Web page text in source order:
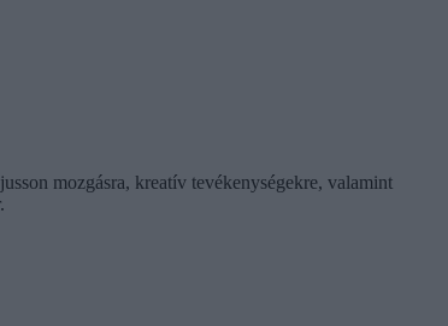
mozgásra, kreatív tevékenységekre, valamint